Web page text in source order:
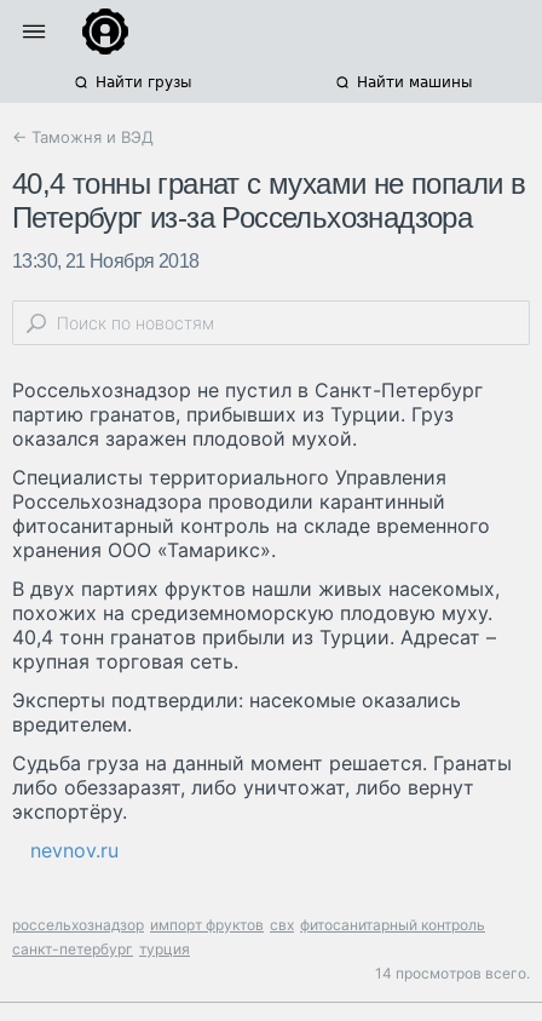
Найти грузы Найти машины
← Таможня и ВЭД
40,4 тонны гранат с мухами не попали в
Петербург из-за Россельхознадзора
13:30, 21 Ноября 2018
Россельхознадзор не пустил в Санкт-Петербург
партию гранатов, прибывших из Турции. Груз
оказался заражен плодовой мухой.
Специалисты территориального Управления
Россельхознадзора проводили карантинный
фитосанитарный контроль на складе временного
хранения ООО «Тамарикс».
В двух партиях фруктов нашли живых насекомых,
похожих на средиземноморскую плодовую муху.
40,4 тонн гранатов прибыли из Турции. Адресат –
крупная торговая сеть.
Эксперты подтвердили: насекомые оказались
вредителем.
Судьба груза на данный момент решается. Гранаты
либо обеззаразят, либо уничтожат, либо вернут
экспортёру.
nevnov.ru
россельхознадзор импорт фруктов свх фитосанитарный контроль
санкт-петербург турция
14 просмотров всего.